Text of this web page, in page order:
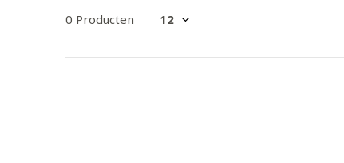
0 Producten